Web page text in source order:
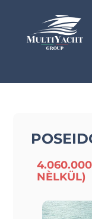
4.060.000
NÈLKÜL)